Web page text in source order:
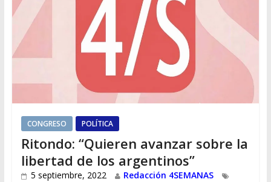
CONGRESO POLÍTICA
Ritondo: “Quieren avanzar sobre la
libertad de los argentinos”
5 septiembre, 2022
Redacción 4SEMANAS